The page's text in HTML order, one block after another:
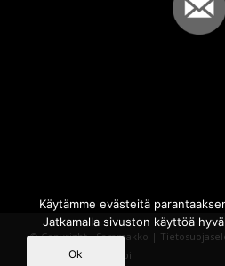
© Copyright - Sammakko |
Powered by
iQWebbi
Käytämme evästeitä
Jatkamalla sivuston käyttöä
Ok